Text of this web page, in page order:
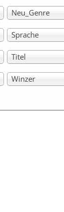
Neu_Genre
Sprache
Titel
Winzer